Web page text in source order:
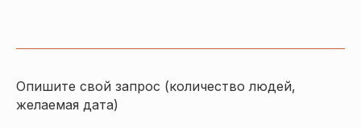
Опишите свой запрос (количество людей,
желаемая дата)